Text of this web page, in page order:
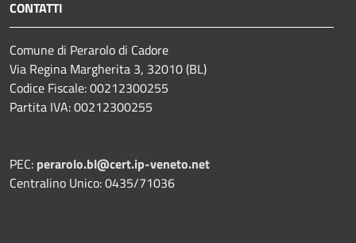
CONTATTI
Comune di Perarolo di Cadore
Via Regina Margherita 3, 32010 (BL)
Codice Fiscale: 00212300255
Partita IVA: 00212300255
PEC: perarolo.bl@cert.ip-veneto.net
Centralino Unico: 0435/71036